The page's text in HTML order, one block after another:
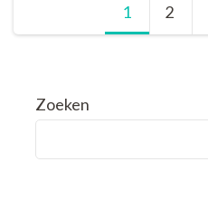
Pagina
1 Pagina
2
Zoeken